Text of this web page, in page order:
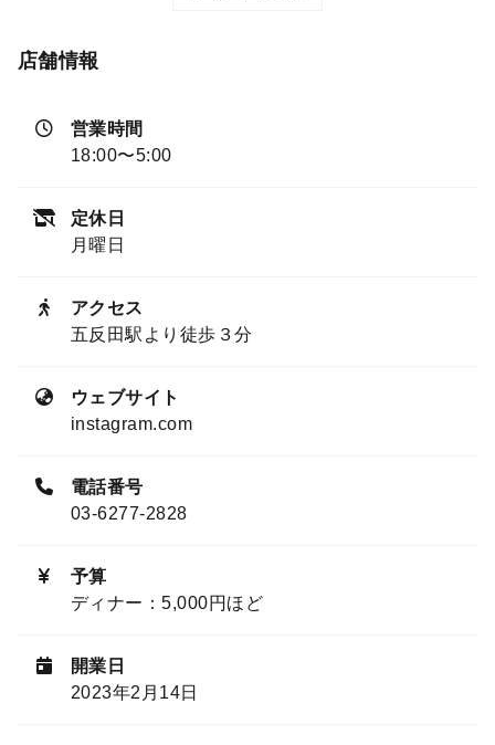
店舗情報
営業時間
18:00〜5:00
定休日
月曜日
アクセス
五反田駅より徒歩３分
ウェブサイト
instagram.com
電話番号
03-6277-2828
予算
ディナー：5,000円ほど
開業日
2023年2月14日